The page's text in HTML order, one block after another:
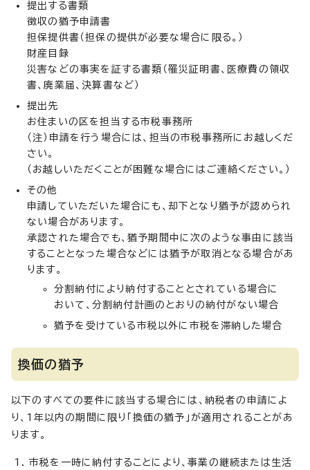
提出する書類
徴収の猶予申請書
担保提供書（担保の提供が必要な場合に限る。）
財産目録
災害などの事実を証する書類（罹災証明書、医療費の領収
書、廃業届、決算書など）
提出先
お住まいの区を担当する市税事務所
（注）申請を行う場合には、担当の市税事務所にお越しくだ
さい。
（お越しいただくことが困難な場合にはご連絡ください。）
その他
申請していただいた場合にも、却下となり猶予が認められ
ない場合があります。
承認された場合でも、猶予期間中に次のような事由に該当
することとなった場合などには猶予が取消となる場合があ
ります。
分割納付により納付することとされている場合に
おいて、分割納付計画のとおりの納付がない場合
猶予を受けている市税以外に市税を滞納した場合
換価の猶予
以下のすべての要件に該当する場合には、納税者の申請によ
り、1年以内の期間に限り「換価の猶予」が適用されることがあ
ります。
市税を一時に納付することにより、事業の継続または生活